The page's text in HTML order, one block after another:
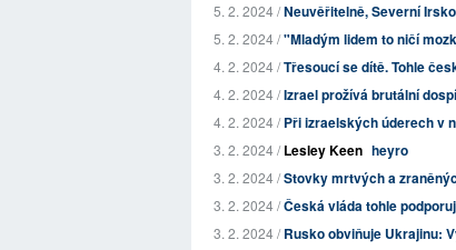
5. 2. 2024 /Neuvěřitelně, Severní
5. 2. 2024 /"Mladým lidem to ničí
4. 2. 2024 /Třesoucí se dítě. Tohle
4. 2. 2024 /Izrael prožívá brutální
4. 2. 2024 /Při izraelských úderech v
3. 2. 2024 /Lesley Keen heyro
3. 2. 2024 /Stovky mrtvých a
3. 2. 2024 /Česká vláda tohle
3. 2. 2024 /Rusko obviňuje Ukrajinu: